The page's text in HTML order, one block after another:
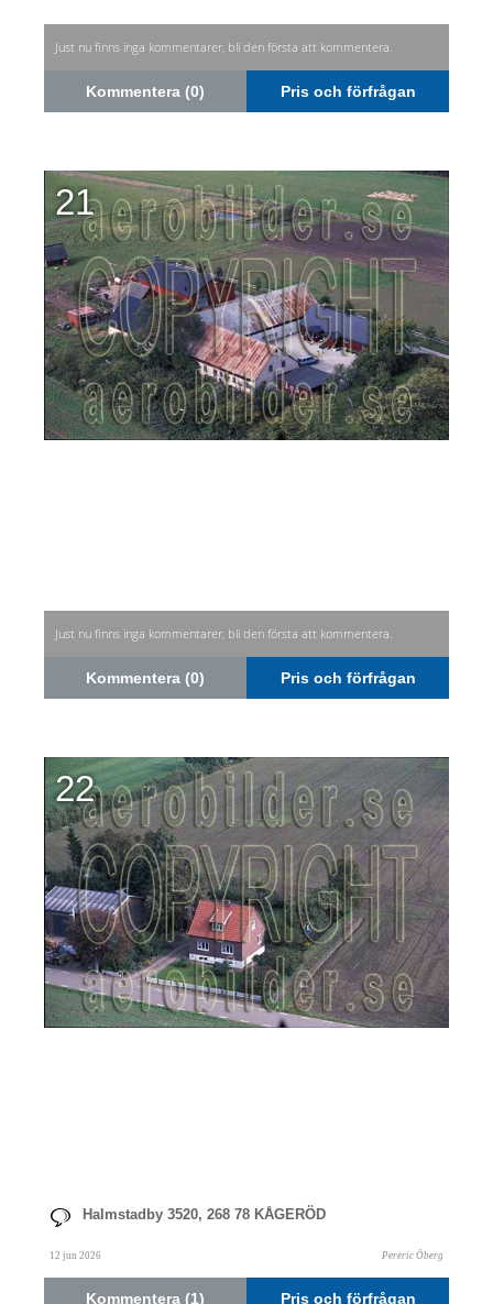
Just nu finns inga kommentarer, bli den första att kommentera.
Kommentera (0) Pris och förfrågan
21
Just nu finns inga kommentarer, bli den första att kommentera.
Kommentera (0) Pris och förfrågan
22
Halmstadby 3520, 268 78 KÅGERÖD
12 jun 2026 Pereric Öberg
Kommentera (1) Pris och förfrågan